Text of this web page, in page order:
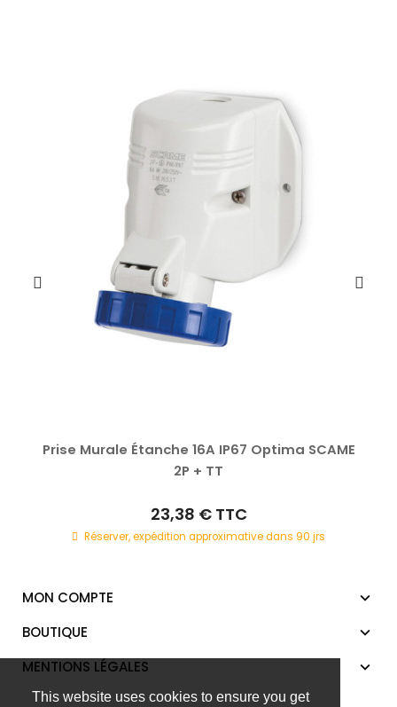
This website uses cookies to ensure you get
Prise Murale Étanche 16A IP67 Optima SCAME
2P + TT
23,38 € TTC
Réserver, expédition approximative dans 90 jrs
MON COMPTE
BOUTIQUE
MENTIONS LÉGALES